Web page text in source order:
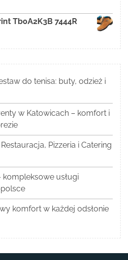
Tb0A2K3B 7444R
do tenisa: buty, odzież i
w Katowicach – komfort i
Pizzeria i Catering
kompleksowe usługi
komfort w każdej odsłonie